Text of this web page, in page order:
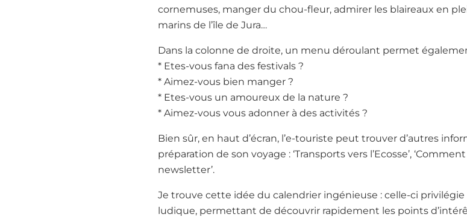
cornemuses, manger du chou-fleur, admirer les blaireaux en
marins de l’île de Jura…
Dans la colonne de droite, un menu déroulant permet
* Etes-vous fana des festivals ?
* Aimez-vous bien manger ?
* Etes-vous un amoureux de la nature ?
* Aimez-vous vous adonner à des activités ?
Bien sûr, en haut d’écran, l’e-touriste peut trouver d’autres
préparation de son voyage : ‘Transports vers l’Ecosse’,
newsletter’.
Je trouve cette idée du calendrier ingénieuse : celle-ci
ludique, permettant de découvrir rapidement les points